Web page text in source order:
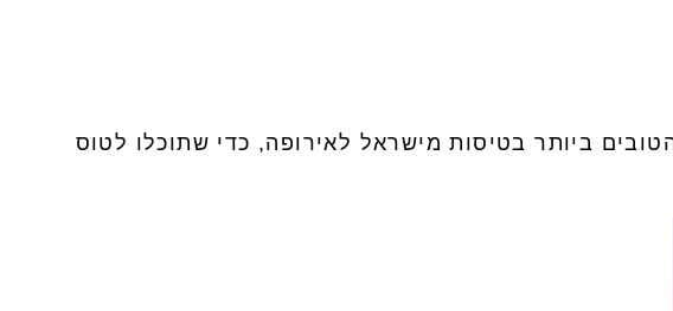
ביותר בטיסות מישראל לאירופה, כדי שתוכלו לטוס